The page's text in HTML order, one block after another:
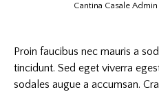
Cantina Casale Admin
Proin faucibus nec mauris a
tincidunt. Sed eget viverra
sodales augue a accumsan.